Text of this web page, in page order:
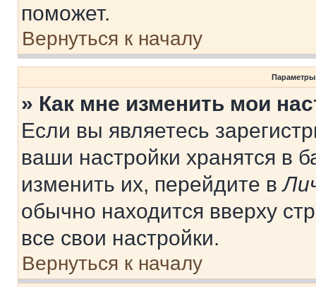
поможет.
Вернуться к началу
Параметры
» Как мне изменить мои
Если вы являетесь
ваши настройки хранятся в
изменить их, перейдите в
обычно находится вверху
все свои настройки.
Вернуться к началу